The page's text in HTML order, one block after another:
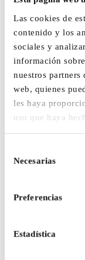
Las cookies de
contenido y los
sociales y
información
nuestros
web, quienes
les haya
uso que haya
Necesarias
Preferencias
Estadística
para a instalação
mantendo a
Com uma única